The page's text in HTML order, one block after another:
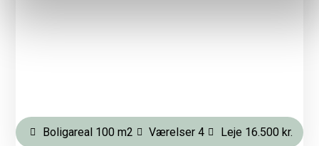
Boligareal 100 m2 Værelser 4 Leje 16.500 kr.